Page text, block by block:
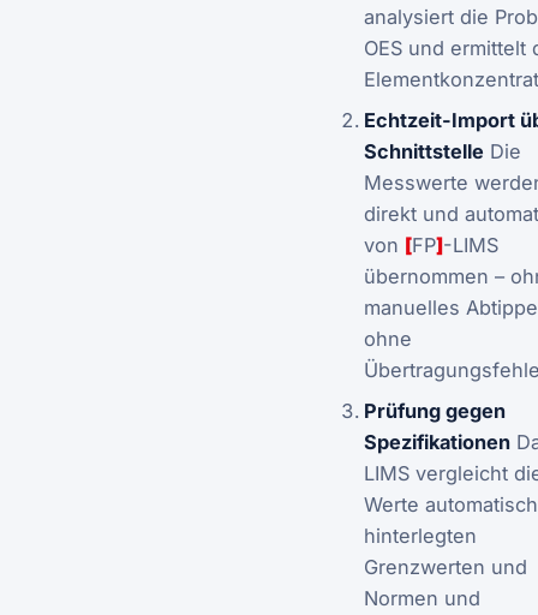
analysiert die
OES und ermittelt
Echtzeit-Import
Schnittstelle Die
Messwerte
direkt und
von [FP]-LIMS
übernommen –
manuelles
ohne
Prüfung gegen
Spezifikationen
LIMS vergleicht
Werte
hinterlegten
Grenzwerten und
Normen und